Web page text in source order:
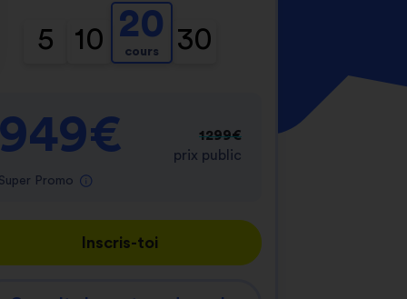
vos paramètres de confidentialité, en
5 10 20
cours 30
949€
Super Promo
1299€
prix public
Inscris-toi